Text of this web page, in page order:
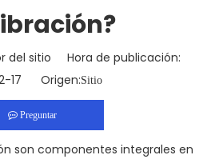
del sitio Hora de publicación:
17 Origen:Sitio
Preguntar
son componentes integrales en